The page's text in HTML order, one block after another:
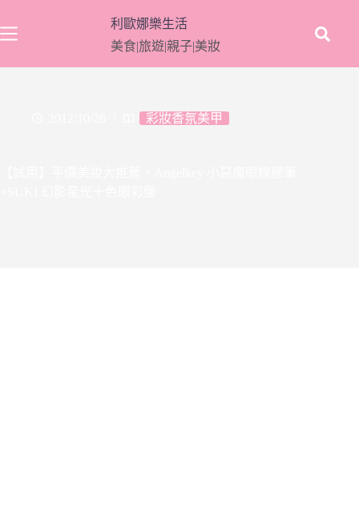
至
要
利歐娜樂生活
美食|旅遊|親子|美妝
彩妝香氛美甲